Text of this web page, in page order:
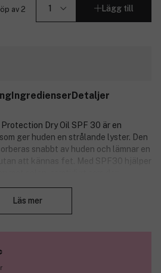
av 2
Lägg till
IngredienserDetaljer
Dry Oil SPF 30 är en
ger huden en strålande lyster. Den
snabbt av huden och lämnar en
att kännas fet. Med SPF30 hjälper
Läs mer